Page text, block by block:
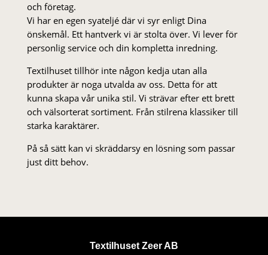
och företag.
Vi har en egen syateljé där vi syr enligt Dina
önskemål. Ett hantverk vi är stolta över. Vi lever för
personlig service och din kompletta inredning.
Textilhuset tillhör inte någon kedja utan alla
produkter är noga utvalda av oss. Detta för att
kunna skapa vår unika stil. Vi strä­var efter ett brett
och välsorterat sor­ti­ment. Från stil­rena klas­siker till
starka karaktärer.
På så sätt kan vi skräddarsy en lösning som passar
just ditt behov.
Textilhuset Zeer AB